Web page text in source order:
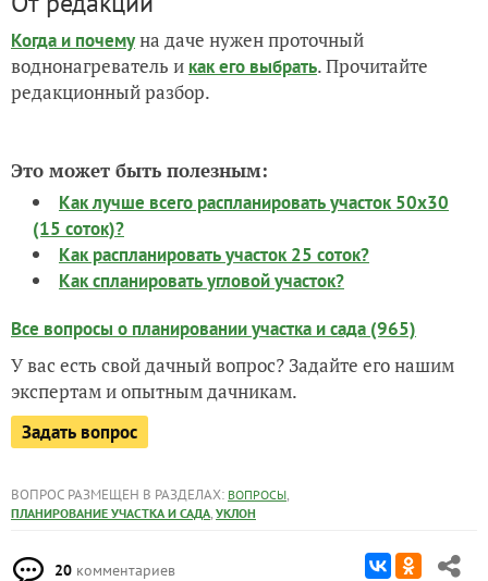
Когда и почемуна даче нужен проточный
воднонагреватель и как его выбрать. Прочитайте
редакционный разбор.
Это может быть полезным:
Как лучше всего распланировать участок 50х30
(15 соток)?
Как распланировать участок 25 соток?
Как спланировать угловой участок?
Все вопросы о планировании участка и сада (965)
У вас есть свой дачный вопрос? Задайте его нашим
экспертам и опытным дачникам.
Задать вопрос
ВОПРОС РАЗМЕЩЕН В РАЗДЕЛАХ: ВОПРОСЫ,
ПЛАНИРОВАНИЕ УЧАСТКА И САДА, УКЛОН
20 комментариев